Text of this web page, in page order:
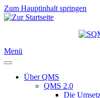
Zum Hauptinhalt springen
Menü
Über QMS
QMS 2.0
Die